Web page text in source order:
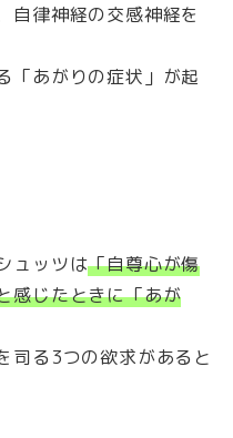
自律神経の交感神経を
「あがりの症状」が起
ュッツは「自尊心が傷
感じたときに「あが
司る3つの欲求があると